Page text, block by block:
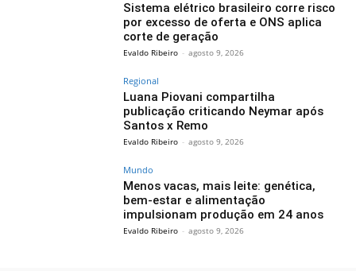
Sistema elétrico brasileiro corre risco
por excesso de oferta e ONS aplica
corte de geração
Evaldo Ribeiro - agosto 9, 2026
Regional
Luana Piovani compartilha
publicação criticando Neymar após
Santos x Remo
Evaldo Ribeiro - agosto 9, 2026
Mundo
Menos vacas, mais leite: genética,
bem-estar e alimentação
impulsionam produção em 24 anos
Evaldo Ribeiro - agosto 9, 2026